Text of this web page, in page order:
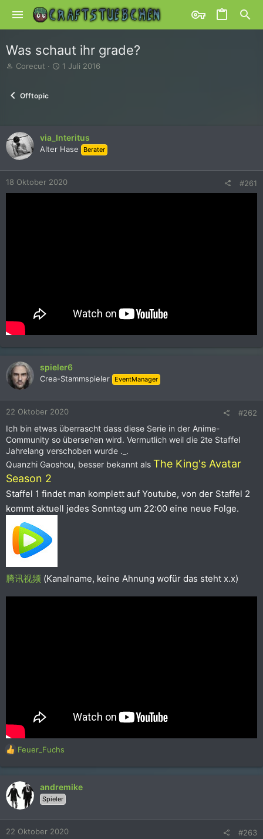
Was schaut ihr grade?
E
e
r
Corecut
E
t
a
1 Juli 2016
Offtopic
via_Interitus
Alter Hase Berater
18 Oktober 2020 #261
spieler6
Crea-Stammspieler EventManager
22 Oktober 2020 #262
Ich bin etwas überrascht dass diese Serie in der Anime-
Community so übersehen wird. Vermutlich weil die 2te Staffel
Jahrelang verschoben wurde ._.
Quanzhi Gaoshou, besser bekannt als The King's Avatar
Season 2
Staffel 1 findet man komplett auf Youtube, von der Staffel 2
kommt aktuell jedes Sonntag um 22:00 eine neue Folge.
腾讯视频 (Kanalname, keine Ahnung wofür das steht x.x)
R
a
k
t
i
o
n
e
Feuer_Fuchs
andremike
Spieler
22 Oktober 2020 #263